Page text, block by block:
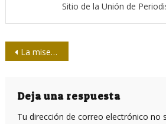
Sitio de la Unión de
Navegación
entradas
La miseria en los medios de comunicación
Deja una respuesta
Tu dirección de correo electrónico no